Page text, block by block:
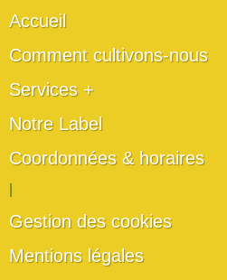
Accueil
Comment cultivons-nous
Services +
Notre Label
Coordonnées & horaires
Gestion des cookies
Mentions légales